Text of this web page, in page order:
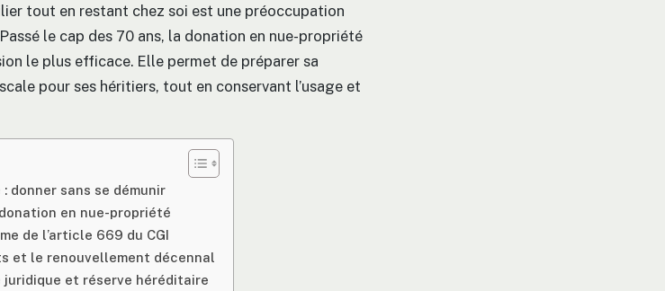
tout en restant chez soi est une préoccupation
le cap des 70 ans, la donation en nue-propriété
le plus efficace. Elle permet de préparer sa
pour ses héritiers, tout en conservant l’usage et
donner sans se démunir
en nue-propriété
de l’article 669 du CGI
et le renouvellement décennal
et réserve héréditaire